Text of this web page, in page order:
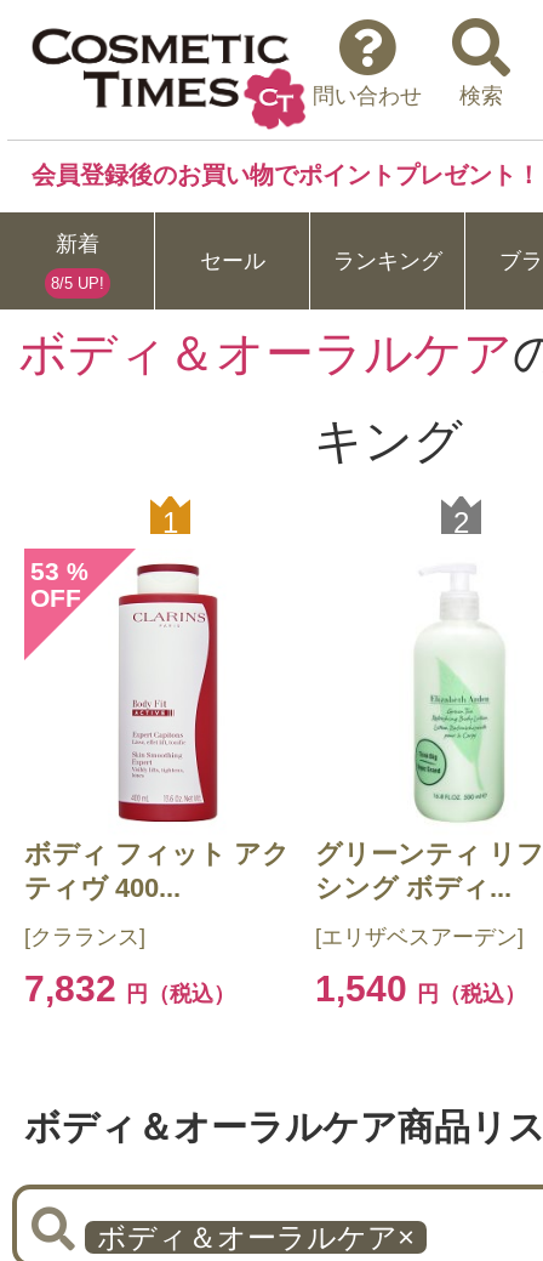
問い合わせ 検索
会員登録後のお買い物でポイントプレゼント！
新着
8/5 UP!
セール ランキング ブ
ボディ＆オーラルケア
キング
1
53 %
OFF
ボディ フィット アク
ティヴ 400...
[クラランス]
7,832 円（税込）
2
グリーンティ リ
シング ボディ...
[エリザベスアーデン]
1,540 円（税込）
ボディ＆オーラルケア商品リ
ボディ＆オーラルケア×